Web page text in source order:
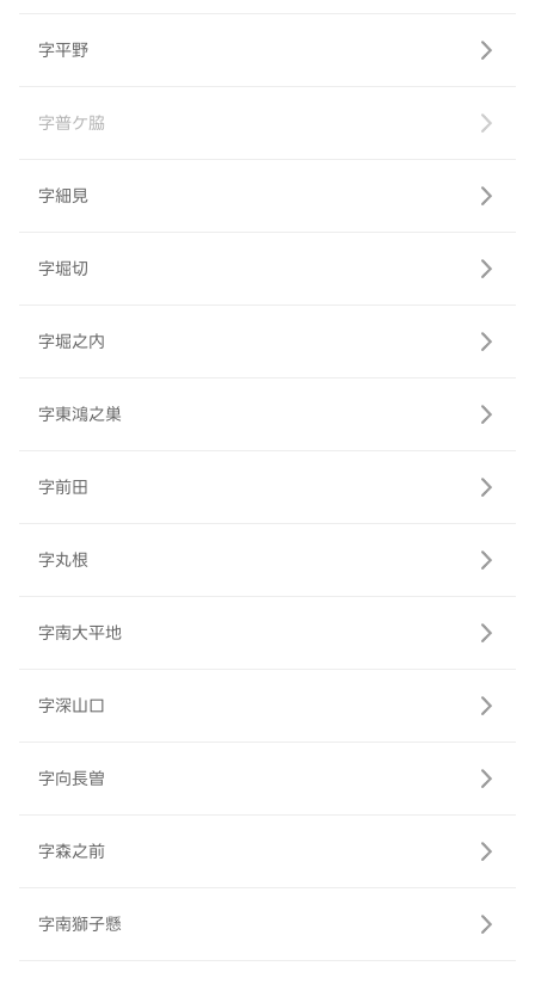
字平野
字普ケ脇
字細見
字堀切
字堀之内
字東鴻之巣
字前田
字丸根
字南大平地
字深山口
字向長曽
字森之前
字南獅子懸